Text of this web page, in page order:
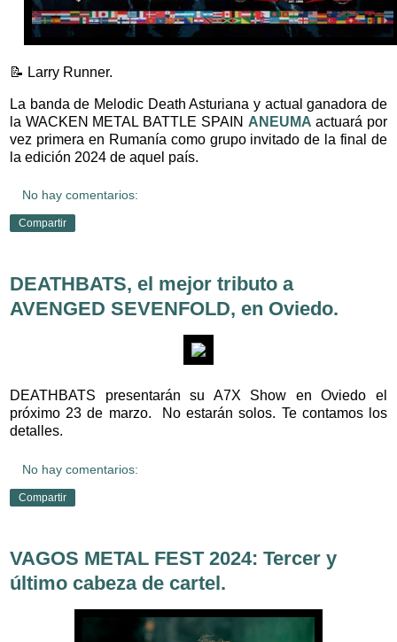
📝 Larry Runner.
La banda de Melodic Death Asturiana y actual ganadora de
la WACKEN METAL BATTLE SPAIN ANEUMA actuará por
vez primera en Rumanía como grupo invitado de la final de
la edición 2024 de aquel país.
No hay comentarios:
Compartir
DEATHBATS, el mejor tributo a
AVENGED SEVENFOLD, en Oviedo.
DEATHBATS presentarán su A7X Show en Oviedo el
próximo 23 de marzo. No estarán solos. Te contamos los
detalles.
No hay comentarios:
Compartir
VAGOS METAL FEST 2024: Tercer y
último cabeza de cartel.